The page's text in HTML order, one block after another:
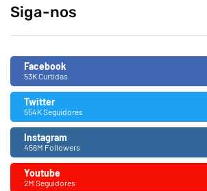
Siga-nos
Facebook
53K Curtidas
Twitter
554K Seguidores
Instagram
456M Followers
Youtube
2M Seguidores